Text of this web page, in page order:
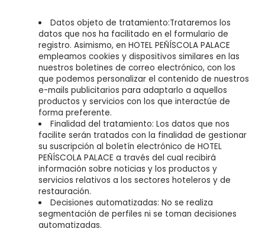
Datos objeto de tratamiento:Trataremos los
datos que nos ha facilitado en el formulario de
registro. Asimismo, en HOTEL PEÑÍSCOLA PALACE
empleamos cookies y dispositivos similares en las
nuestros boletines de correo electrónico, con los
que podemos personalizar el contenido de nuestros
e-mails publicitarios para adaptarlo a aquellos
productos y servicios con los que interactúe de
forma preferente.
Finalidad del tratamiento: Los datos que nos
facilite serán tratados con la finalidad de gestionar
su suscripción al boletín electrónico de HOTEL
PEÑÍSCOLA PALACE a través del cual recibirá
información sobre noticias y los productos y
servicios relativos a los sectores hoteleros y de
restauración.
Decisiones automatizadas: No se realiza
segmentación de perfiles ni se toman decisiones
automatizadas.